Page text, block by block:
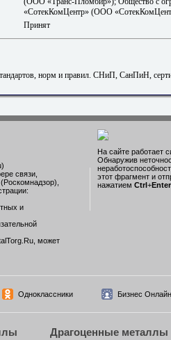
«СотекКомЦентр» (ООО
Принят
норм и правил. СНиП, СанПиН,
связи,
и
может
На сайте работает
Обнаружив
этот фрагмент и
нажатием Ctrl+Enter
Одноклассники Бизнес Онлайн
Драгоценные металлы